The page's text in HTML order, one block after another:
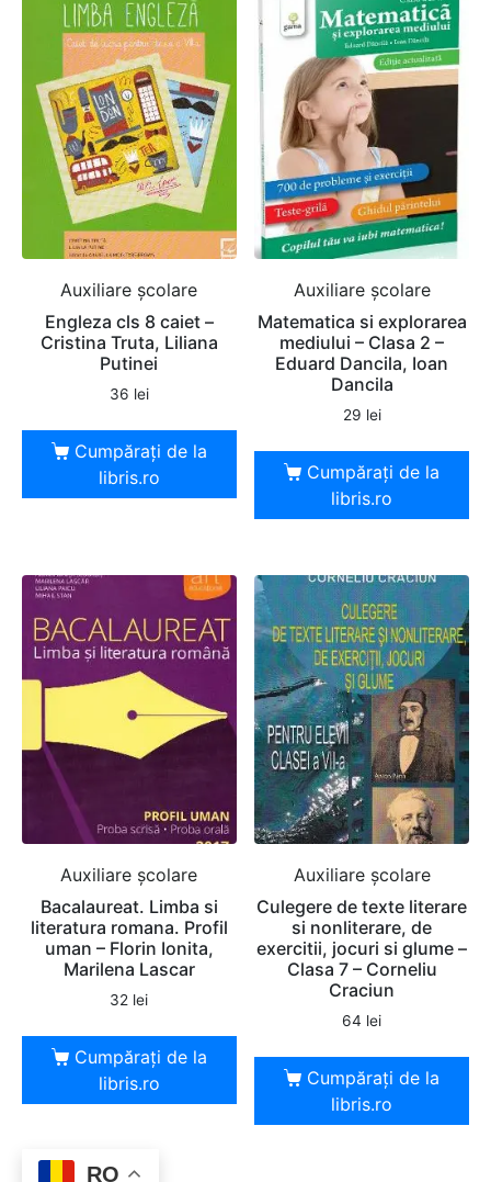
Auxiliare şcolare
Engleza cls 8 caiet –
Cristina Truta, Liliana
Putinei
36 lei
Cumpărați de la
libris.ro
Auxiliare şcolare
Matematica si explorarea
mediului – Clasa 2 –
Eduard Dancila, Ioan
Dancila
29 lei
Cumpărați de la
libris.ro
Auxiliare şcolare
Bacalaureat. Limba si
literatura romana. Profil
uman – Florin Ionita,
Marilena Lascar
32 lei
Cumpărați de la
libris.ro
Auxiliare şcolare
Culegere de texte literare
si nonliterare, de
exercitii, jocuri si glume –
Clasa 7 – Corneliu
Craciun
64 lei
Cumpărați de la
libris.ro
RO